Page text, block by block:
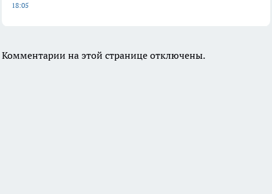
18:05
Комментарии на этой странице отключены.